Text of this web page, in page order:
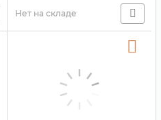
Нет на складе